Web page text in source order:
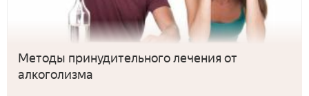
Методы принудительного лечения от
алкоголизма